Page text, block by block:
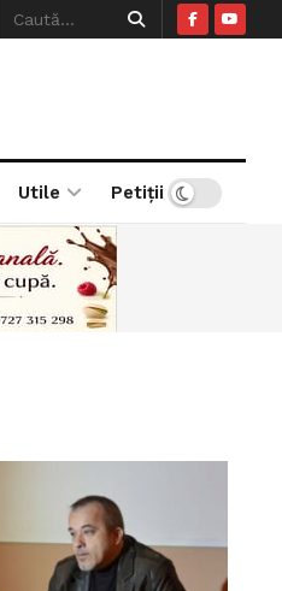
Utile Petiții